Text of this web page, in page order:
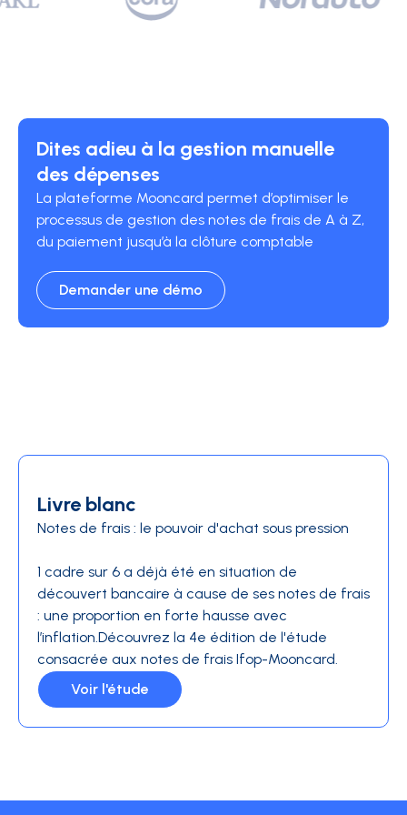
Dites adieu à la gestion manuelle
des dépenses
La plateforme Mooncard permet d’optimiser le
processus de gestion des notes de frais de A à Z,
du paiement jusqu’à la clôture comptable
Demander une démo
Livre blanc
Notes de frais : le pouvoir d'achat sous pression
1 cadre sur 6 a déjà été en situation de
découvert bancaire à cause de ses notes de frais
: une proportion en forte hausse avec
l’inflation.Découvrez la 4e édition de l'étude
consacrée aux notes de frais Ifop-Mooncard.
Voir l'étude